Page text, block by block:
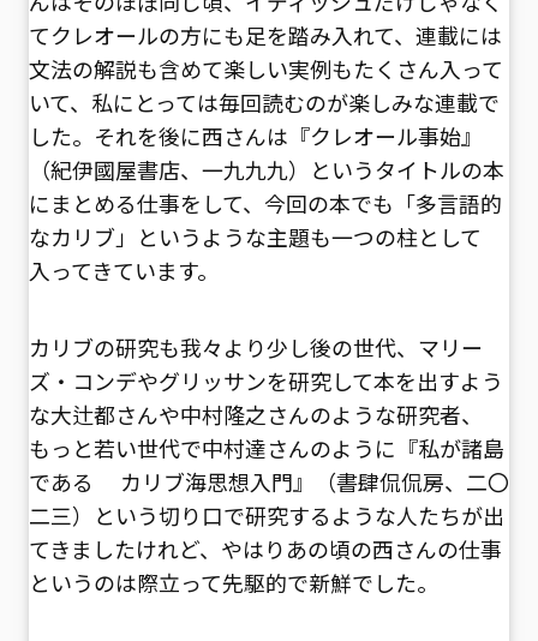
てクレオールの方にも足を踏み入れて、連載には
文法の解説も含めて楽しい実例もたくさん入って
いて、私にとっては毎回読むのが楽しみな連載で
した。それを後に西さんは『クレオール事始』
（紀伊國屋書店、一九九九）というタイトルの本
にまとめる仕事をして、今回の本でも「多言語的
なカリブ」というような主題も一つの柱として
入ってきています。
カリブの研究も我々より少し後の世代、マリー
ズ・コンデやグリッサンを研究して本を出すよう
な大辻都さんや中村隆之さんのような研究者、
もっと若い世代で中村達さんのように『私が諸島
である カリブ海思想入門』（書肆侃侃房、二〇
二三）という切り口で研究するような人たちが出
てきましたけれど、やはりあの頃の西さんの仕事
というのは際立って先駆的で新鮮でした。